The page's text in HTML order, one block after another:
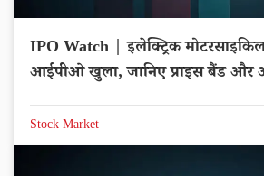
IPO Watch | इलेक्ट्रिक
आईपीओ खुला, जानिए प्राइस बैंड और
Stock Market